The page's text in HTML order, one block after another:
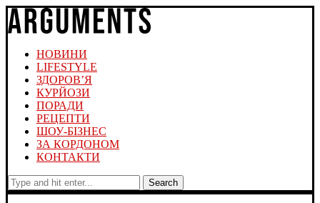
НОВИНИ
LIFESTYLE
ЗДОРОВ’Я
КУРЙОЗИ
ПОРАДИ
РЕЦЕПТИ
ШОУ-БІЗНЕС
ЗА КОРДОНОМ
КОНТАКТИ
Search